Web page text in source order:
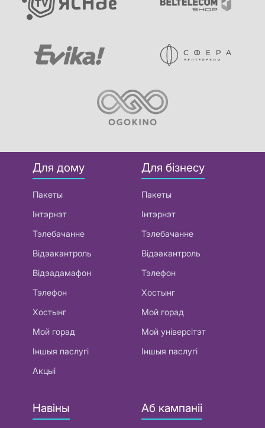
Для дому
Пакеты
Інтэрнэт
Тэлебачанне
Відэакантроль
Відэадамафон
Тэлефон
Хостынг
Мой горад
Іншыя паслугі
Акцыі
Для бізнесу
Пакеты
Інтэрнэт
Тэлебачанне
Відэакантроль
Тэлефон
Хостынг
Мой горад
Мой універсітэт
Іншыя паслугі
Навіны Аб кампаніі